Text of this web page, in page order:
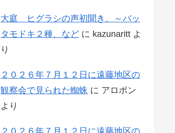
大庭 ヒグラシの声初聞き、～バッ
タモドキ２種、など に kazunaritt よ
り
２０２６年７月１２日に遠藤地区の
観察会で見られた蜘蛛 に アロポン
より
２０２６年７月１２日に遠藤地区の